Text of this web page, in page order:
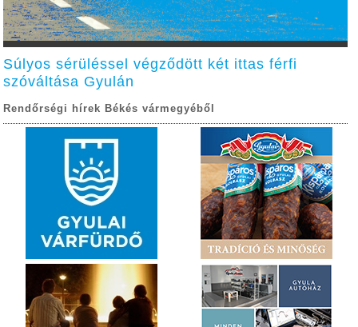
Súlyos sérüléssel végződött két ittas férfi
szóváltása Gyulán
Rendőrségi hírek Békés vármegyéből